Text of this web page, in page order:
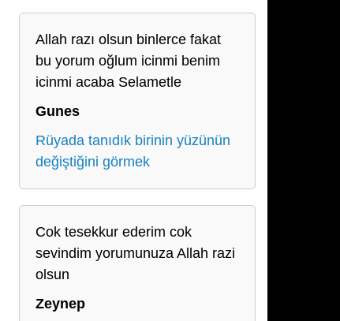
Allah razı olsun binlerce fakat
bu yorum oğlum icinmi benim
icinmi acaba Selametle
Gunes
Rüyada tanıdık birinin yüzünün
değiştiğini görmek
Cok tesekkur ederim cok
sevindim yorumunuza Allah razi
olsun
Zeynep